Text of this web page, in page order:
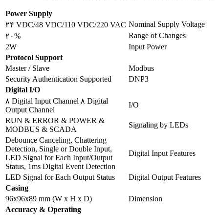
Power Supply
۲۴ VDC/48 VDC/110 VDC/220 VAC Nominal Supply Voltage
۲۰%
Range of Changes
2W
Input Power
Protocol Support
Master / Slave
Modbus
Security Authentication Supported
DNP3
Digital I/O
۸ Digital Input Channel ۸ Digital
Output Channel
I/O
RUN & ERROR & POWER &
MODBUS & SCADA
Signaling by LEDs
Debounce Canceling, Chattering
Detection, Single or Double Input,
LED Signal for Each Input/Output
Status, 1ms Digital Event Detection
Digital Input Features
LED Signal for Each Output Status
Digital Output Features
Casing
96x96x89 mm (W x H x D)
Dimension
Accuracy & Operating